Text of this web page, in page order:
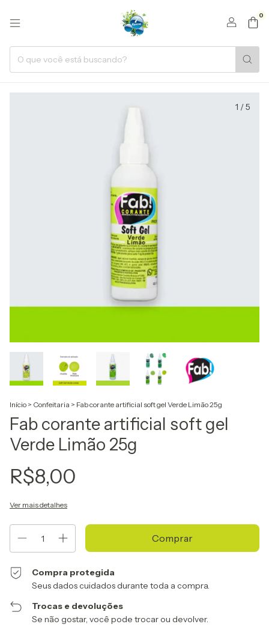
0
1 /5
Início > Confeitaria > Fab corante artificial soft gel Verde Limão 25g
Fab corante artificial soft gel
Verde Limão 25g
R$8,00
Ver mais detalhes
Compra protegida
Seus dados cuidados durante toda a compra.
Trocas e devoluções
Se não gostar, você pode trocar ou devolver.